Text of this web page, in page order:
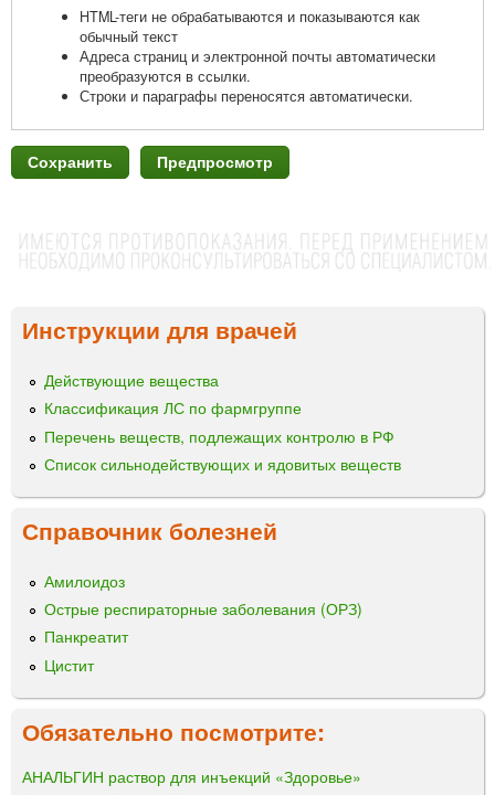
HTML-теги не обрабатываются и показываются как
обычный текст
Адреса страниц и электронной почты автоматически
преобразуются в ссылки.
Строки и параграфы переносятся автоматически.
Инструкции для врачей
Действующие вещества
Классификация ЛС по фармгруппе
Перечень веществ, подлежащих контролю в РФ
Список сильнодействующих и ядовитых веществ
Справочник болезней
Амилоидоз
Острые респираторные заболевания (ОРЗ)
Панкреатит
Цистит
Обязательно посмотрите:
АНАЛЬГИН раствор для инъекций «Здоровье»